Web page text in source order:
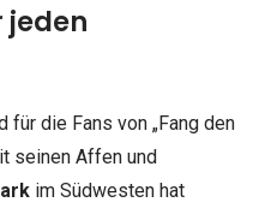
jeden
für die Fans von „Fang den
seinen Affen und
im Südwesten hat